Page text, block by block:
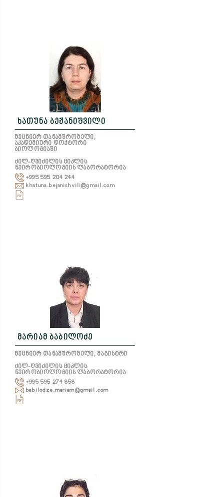
ხათუნა ბეჟანიშვილი
მეცნიერ თანამშრომელი,
აკადემიური დოქტორი
ბიოლოგიაში
ძილ-ღვიძილის ციკლის
ნეირობიოლოგიის ლაბორატორია
+995 595 204 244
khatuna.bejanishvili@gmail.com
მარიამ ბაბილოძე
მეცნიერ თანამშრომელი, მაგისტრი
ძილ-ღვიძილის ციკლის
ნეირობიოლოგიის ლაბორატორია
+995 595 274 858
babilodze.mariam@gmail.com